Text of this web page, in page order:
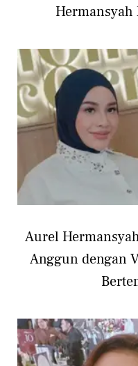
Aurel
Anggun dengan